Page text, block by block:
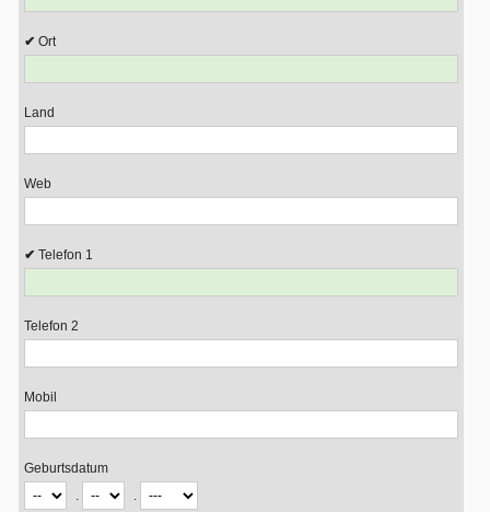
Ort
Land
Web
Telefon 1
Telefon 2
Mobil
Geburtsdatum
.
.